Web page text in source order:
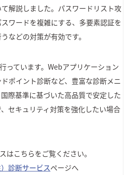
解説しました。パスワードリスト攻
ワードを複雑にする、多要素認証を
などの対策が有効です。
っています。Webアプリケーション
ポイント診断など、豊富な診断メニ
際基準に基づいた高品質で安定した
セキュリティ対策を強化したい場合
はこちらをご覧ください。
診断サービスページへ